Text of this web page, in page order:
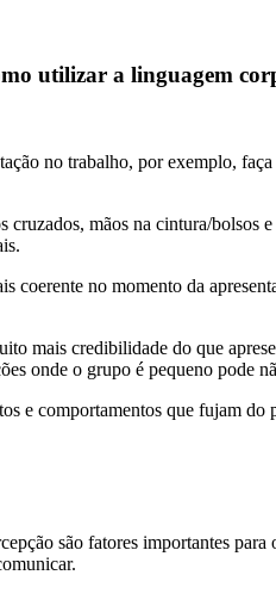
utilizar a linguagem
no trabalho, por exemplo,
cruzados, mãos na cintura/bolsos
coerente no momento da
mais credibilidade do que
onde o grupo é pequeno pode
e comportamentos que fujam
são fatores importantes